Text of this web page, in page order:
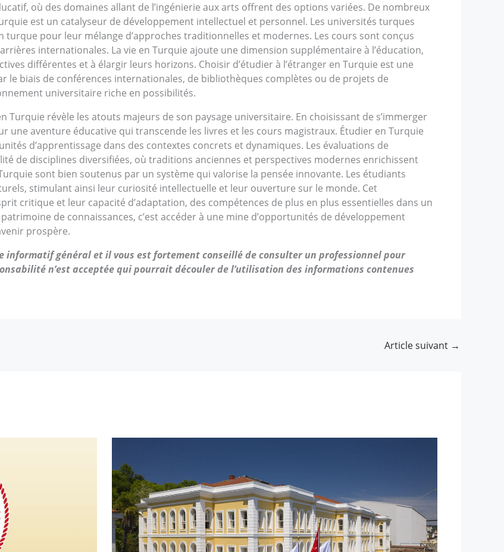
où des domaines allant de l’ingénierie aux arts offrent des options variées. De nombreux
est un catalyseur de développement intellectuel et personnel. Les universités turques
turque pour leur mélange d’approches traditionnelles et modernes. Les cours sont conçus
internationales. La vie en Turquie ajoute une dimension supplémentaire à l’éducation,
différentes et à élargir leurs horizons. Choisir d’étudier à l’étranger en Turquie est une
le biais de conférences internationales, de bibliothèques complètes ou de projets de
universitaire riche en possibilités.
Turquie révèle les atouts majeurs de son paysage universitaire. En choisissant de s’immerger
une aventure éducative qui transcende les livres et les cours magistraux. Étudier en Turquie
d’apprentissage dans des contextes concrets et dynamiques. Les évaluations de
de disciplines diversifiées, où traditions anciennes et perspectives modernes enrichissent
sont bien soutenus par un système qui valorise la pensée innovante. Les étudiants
stimulant ainsi leur curiosité intellectuelle et leur ouverture sur le monde. Cet
critique et leur capacité d’adaptation, des compétences de plus en plus essentielles dans un
de connaissances, c’est accéder à une mine d’opportunités de développement
prospère.
général et il vous est fortement conseillé de consulter un professionnel pour
n’est acceptée qui pourrait découler de l’utilisation des informations contenues
Article suivant →